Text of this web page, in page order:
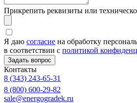
Прикрепить реквизиты или
Я даю согласие на обработку
в соответствии с политикой
Контакты
8 (343) 243-65-31
8 (800) 600-29-82
sale@energogradek.ru